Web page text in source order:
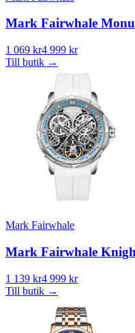
Mark Fairwhale
1 069 kr4 999 kr
Till butik →
Mark Fairwhale
Mark Fairwhale
1 139 kr4 999 kr
Till butik →